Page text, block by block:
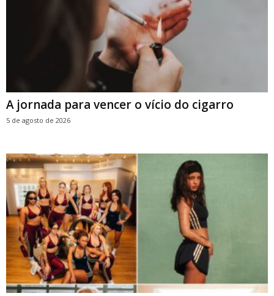
A jornada para vencer o vício do cigarro
5 de agosto de 2026